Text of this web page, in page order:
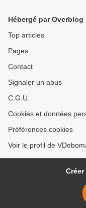
Hébergé par Overblog
Top articles
Pages
Contact
Signaler un abus
C.G.U.
Cookies et données
Préférences cookies
Voir le profil de